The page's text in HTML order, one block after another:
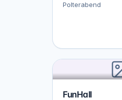
Polterabend
FunHall